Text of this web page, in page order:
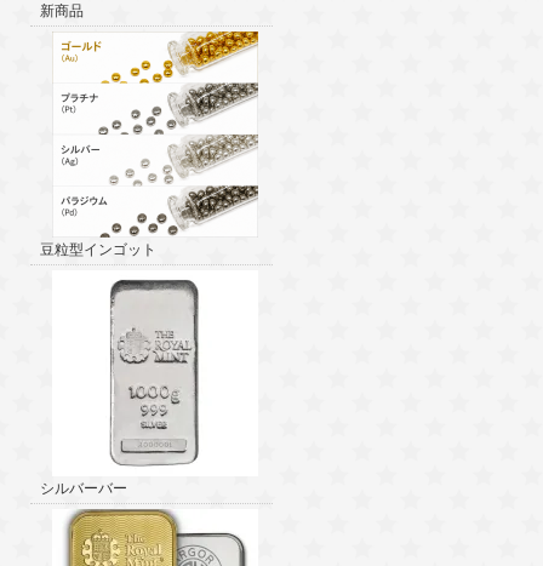
新商品
豆粒型インゴット
シルバーバー